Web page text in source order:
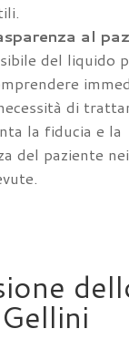
al
del liquido
di
la fiducia e la
del paziente